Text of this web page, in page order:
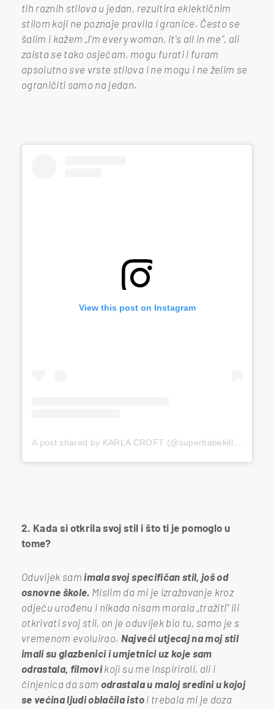
tih raznih stilova u jedan, rezultira eklektičnim
stilom koji ne poznaje pravila i granice. Često se
šalim i kažem „I'm every woman, it's all in me“, ali
zaista se tako osjećam, mogu furati i furam
apsolutno sve vrste stilova i ne mogu i ne želim se
ograničiti samo na jedan.
View this post on Instagram
2. Kada si otkrila svoj stil i što ti je pomoglo u
tome?
Oduvijek samimala svoj specifičan stil, još od
osnovne škole. Mislim da mi je izražavanje kroz
odjeću urođenu i nikada nisam morala „tražiti“ ili
otkrivati svoj stil, on je oduvijek bio tu, samo je s
vremenom evoluirao. Najveći utjecaj na moj stil
imali su glazbenici i umjetnici uz koje sam
odrastala, filmovikoji su me inspirirali, ali i
činjenica da sam odrastala u maloj sredini u kojoj
se većina ljudi oblačila istoi trebala mi je doza